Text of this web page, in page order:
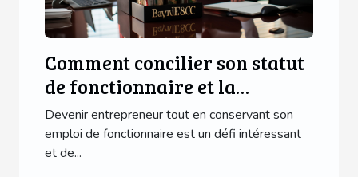
Comment concilier son statut
de fonctionnaire et la
création d'une entreprise
Devenir entrepreneur tout en conservant son
emploi de fonctionnaire est un défi intéressant
et de...